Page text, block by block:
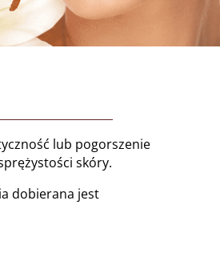
lub pogorszenie
skóry.
dobierana jest